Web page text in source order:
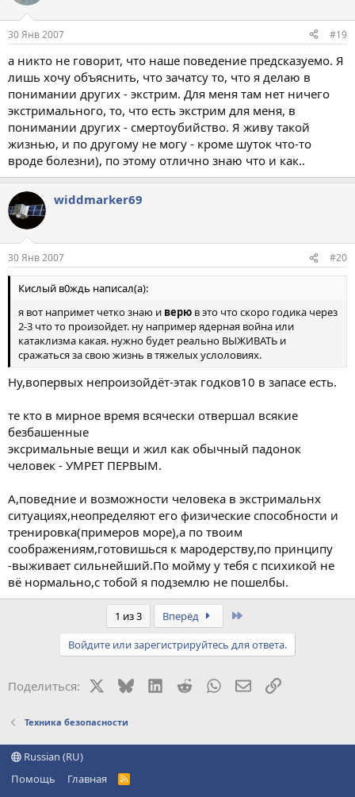
30 Янв 2007 #19
а никто не говорит, что наше поведение предсказуемо. Я
лишь хочу объяснить, что зачатсу то, что я делаю в
понимании других - экстрим. Для меня там нет ничего
экстримального, то, что есть экстрим для меня, в
понимании других - смертоубийство. Я живу такой
жизнью, и по другому не могу - кроме шуток что-то
вроде болезни), по этому отлично знаю что и как..
widdmarker69
30 Янв 2007 #20
Кислый в0ждь написал(а):
я вот напримет четко знаю и верю в это что скоро годика через
2-3 что то произойдет. ну например ядерная война или
катаклизма какая. нужно будет реально ВЫЖИВАТЬ и
сражаться за свою жизнь в тяжелых услоловиях.
Ну,вопервых непроизойдёт-этак годков10 в запасе есть.
те кто в мирное время всячески отвершал всякие
безбашенные
эксримальные вещи и жил как обычный падонок
человек - УМРЕТ ПЕРВЫМ.
А,поведние и возможности человека в экстримальнх
ситуациях,неопределяют его физические способности и
тренировка(примеров море),а по твоим
соображениям,готовишься к мародерству,по принципу
-выживает сильнейший.По мойму у тебя с психикой не
вё нормально,с тобой я подземлю не пошелбы.
1 из 3 Вперёд
Войдите или зарегистрируйтесь для ответа.
Поделиться: BlueskyLinkedIn
RedditWhatsAppЭлектронная
Ссылка
Техника безопасности
Russian (RU)
Помощь
Главная
R